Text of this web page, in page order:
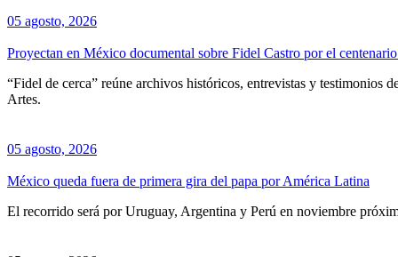
05 agosto, 2026
Proyectan en México documental sobre Fidel Castro por el
“Fidel de cerca” reúne archivos históricos, entrevistas y testimonios
Artes.
05 agosto, 2026
México queda fuera de primera gira del papa por América Latina
El recorrido será por Uruguay, Argentina y Perú en noviembre